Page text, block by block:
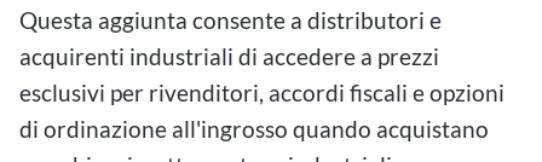
Questa aggiunta consente a distributori e
acquirenti industriali di accedere a prezzi
esclusivi per rivenditori, accordi fiscali e opzioni
di ordinazione all'ingrosso quando acquistano